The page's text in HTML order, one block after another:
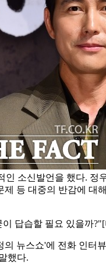
소신발언을 했다. 정
등 대중의 반감에 대
답습할 필요 있을까?"
의 뉴스쇼'에 전화 인
했다.